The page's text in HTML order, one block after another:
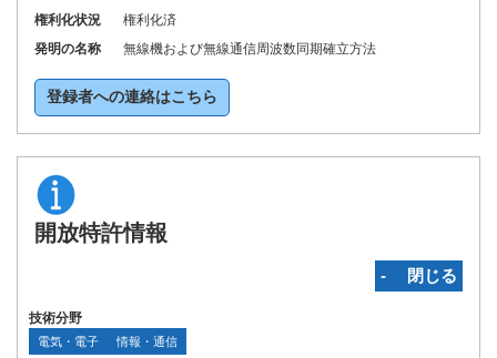
権利化状況
権利化済
発明の名称
無線機および無線通信周波数同期確立方法
登録者への連絡はこちら
開放特許情報
‐ 閉じる
技術分野
電気・電子 情報・通信